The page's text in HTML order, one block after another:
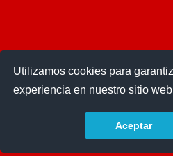
Utilizamos cookies para
experiencia en nuestro sitio
Aceptar